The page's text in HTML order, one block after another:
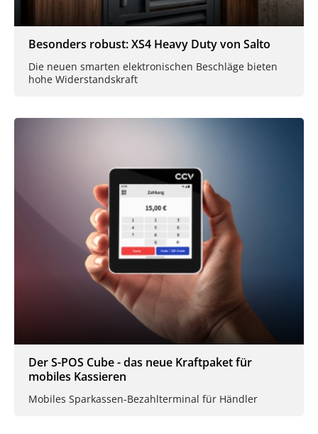
Besonders robust: XS4 Heavy Duty von Salto
Die neuen smarten elektronischen Beschläge bieten
hohe Widerstandskraft
Der S-POS Cube - das neue Kraftpaket für
mobiles Kassieren
Mobiles Sparkassen-Bezahlterminal für Händler